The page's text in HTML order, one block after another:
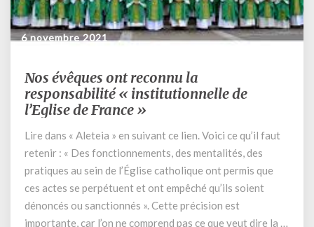
6 novembre 2021
Nos
évêques
ont
reconnu
la
responsabilité
« institutionnelle
de
l’Eglise
Nos évêques ont reconnu la
responsabilité « institutionnelle de
l’Eglise de France »
Lire dans « Aleteia » en suivant ce lien. Voici ce qu’il faut
retenir : « Des fonctionnements, des mentalités, des
pratiques au sein de l’Église catholique ont permis que
ces actes se perpétuent et ont empêché qu’ils soient
dénoncés ou sanctionnés ». Cette précision est
importante, car l’on ne comprend pas ce que veut dire la …